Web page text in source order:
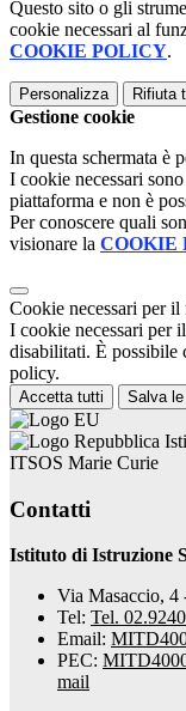
Questo sito o gli
cookie necessari al
COOKIE POLICY.
Personalizza Rifiuta
Gestione cookie
In questa schermata è
I cookie necessari
piattaforma e non è
Per conoscere quali
visionare la COOKIE
Cookie necessari per
I cookie necessari per
disabilitati. È possibile
policy.
Accetta tutti Salva
ITSOS Marie Curie
Contatti
Istituto di Istruzione
Via Masaccio,
Tel: Tel.
Email:
PEC:
mail